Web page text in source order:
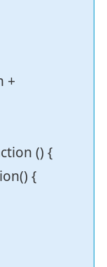
+
() {
{